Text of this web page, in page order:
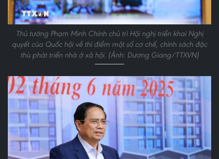
Thủ tướng Phạm Minh Chính chủ trì Hội nghị triển khai Nghị
quyết của Quốc hội về thí điểm một số cơ chế, chính sách đặc
thù phát triển nhà ở xã hội. (Ảnh: Dương Giang/TTXVN)